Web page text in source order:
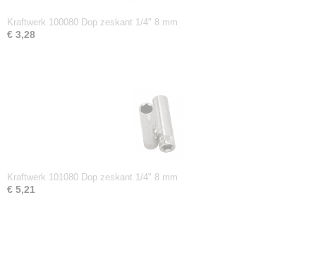
Kraftwerk 100080 Dop zeskant 1/4" 8 mm
€ 3,28
Kraftwerk 101080 Dop zeskant 1/4" 8 mm
€ 5,21